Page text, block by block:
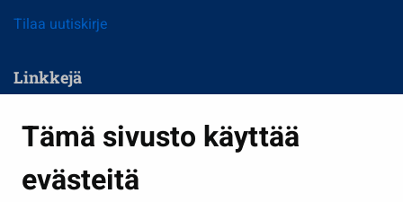
Tämä sivusto käyttää
evästeitä
Tilaa uutiskirje
Linkkejä
Kasvatus ja opetus
Kulttuuri ja liikunta